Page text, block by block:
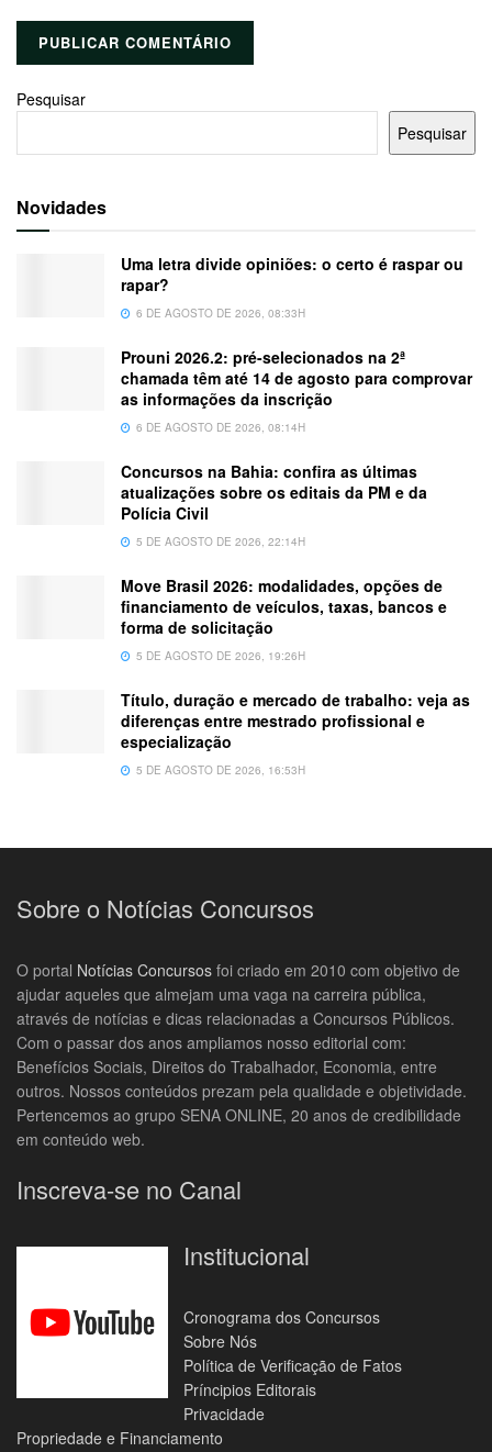
Pesquisar
Pesquisar
Novidades
Uma letra divide opiniões: o certo é raspar ou
rapar?
6 DE AGOSTO DE 2026, 08:33H
Prouni 2026.2: pré-selecionados na 2ª
chamada têm até 14 de agosto para comprovar
as informações da inscrição
6 DE AGOSTO DE 2026, 08:14H
Concursos na Bahia: confira as últimas
atualizações sobre os editais da PM e da
Polícia Civil
5 DE AGOSTO DE 2026, 22:14H
Move Brasil 2026: modalidades, opções de
financiamento de veículos, taxas, bancos e
forma de solicitação
5 DE AGOSTO DE 2026, 19:26H
Título, duração e mercado de trabalho: veja as
diferenças entre mestrado profissional e
especialização
5 DE AGOSTO DE 2026, 16:53H
Sobre o Notícias Concursos
O portal Notícias Concursos foi criado em 2010 com objetivo de
ajudar aqueles que almejam uma vaga na carreira pública,
através de notícias e dicas relacionadas a Concursos Públicos.
Com o passar dos anos ampliamos nosso editorial com:
Benefícios Sociais, Direitos do Trabalhador, Economia, entre
outros. Nossos conteúdos prezam pela qualidade e objetividade.
Pertencemos ao grupo SENA ONLINE, 20 anos de credibilidade
em conteúdo web.
Inscreva-se no Canal
Institucional
Cronograma dos Concursos
Sobre Nós
Política de Verificação de Fatos
Príncipios Editorais
Privacidade
Propriedade e Financiamento